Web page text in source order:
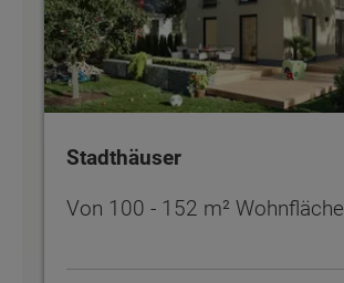
Stadthäuser
Von 100 - 152 m² Wohnfläche